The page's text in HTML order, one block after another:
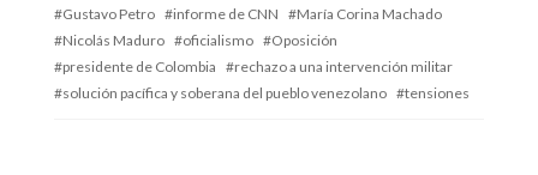
Gustavo Petro
informe de CNN
María Corina Machado
Nicolás Maduro
oficialismo
Oposición
presidente de Colombia
rechazo a una intervención militar
solución pacífica y soberana del pueblo venezolano
tensiones